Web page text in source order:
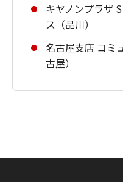
キヤノンプラザ
ス（品川）
名古屋支店 コミ
古屋）